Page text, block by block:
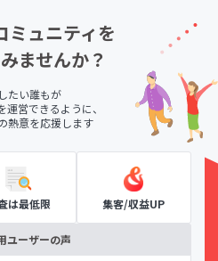
ミュニティを
ませんか？
たい誰もが
運営できるように、
熱意を応援します
は最低限 集客/収益UP
ユーザーの声